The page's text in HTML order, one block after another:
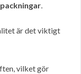
.
är det viktigt
vilket gör